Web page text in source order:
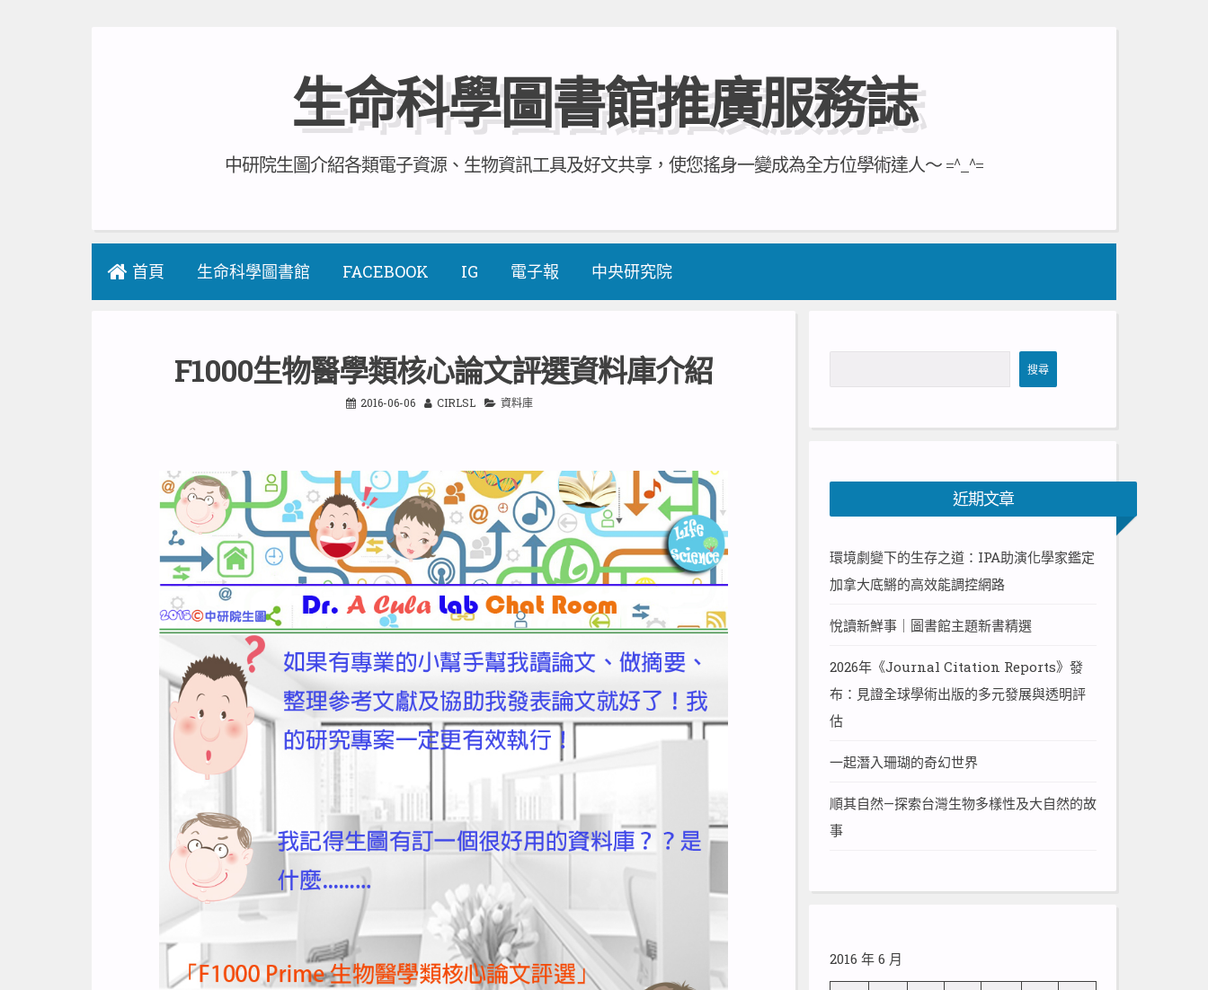
生命科學圖書館推廣服務誌
中研院生圖介紹各類電子資源、生物資訊工具及好文共享，使您搖身一變成為全方位學術達人～ =^_^=
首頁 生命科學圖書館 FACEBOOK IG 電子報 中央研究院
F1000生物醫學類核心論文評選資料庫介紹
2016-06-06 CIRLSL 資料庫
尋
搜尋
近期文章
環境劇變下的生存之道：IPA助演化學家鑑定
加拿大底鱂的高效能調控網路
悅讀新鮮事｜圖書館主題新書精選
2026年《Journal Citation Reports》發
布：見證全球學術出版的多元發展與透明評
估
一起潛入珊瑚的奇幻世界
順其自然—探索台灣生物多樣性及大自然的故
事
2016 年 6 月